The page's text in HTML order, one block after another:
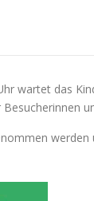
wartet das